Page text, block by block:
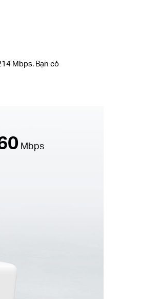
Mbps. Bạn có
Mbps